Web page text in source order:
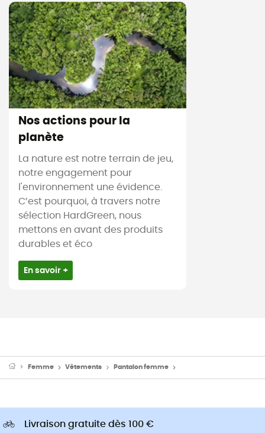
Nos actions pour la
planète
La nature est notre terrain de jeu,
notre engagement pour
l'environnement une évidence.
C’est pourquoi, à travers notre
sélection HardGreen, nous
mettons en avant des produits
durables et éco
En savoir +
Femme Vêtements Pantalon femme
Livraison gratuite dès 100 €